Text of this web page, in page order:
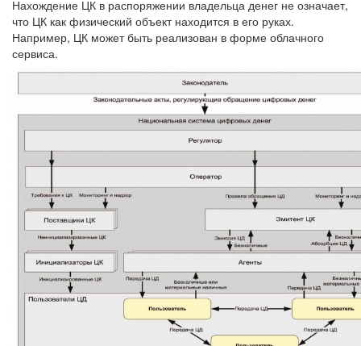
Нахождение ЦК в распоряжении владельца денег не означает,
что ЦК как физический объект находится в его руках.
Например, ЦК может быть реализован в форме облачного
сервиса.